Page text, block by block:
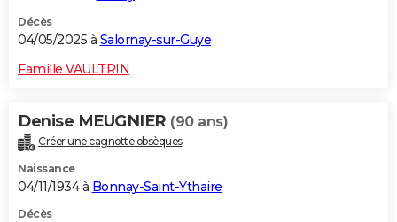
Décès
04/05/2025 à Salornay-sur-Guye
Famille VAULTRIN
Denise MEUGNIER (90 ans)
Créer une cagnotte obsèques
Naissance
04/11/1934 à Bonnay-Saint-Ythaire
Décès